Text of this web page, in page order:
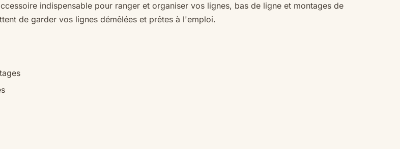
indispensable pour ranger et organiser vos lignes, bas de ligne et montages de
de garder vos lignes démêlées et prêtes à l'emploi.